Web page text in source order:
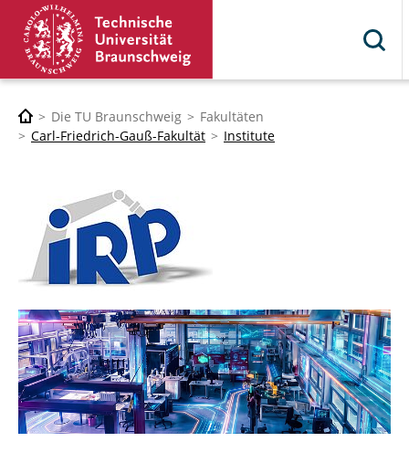
Die TU Braunschweig
Fakultäten
Carl-Friedrich-Gauß-Fakultät
Institute